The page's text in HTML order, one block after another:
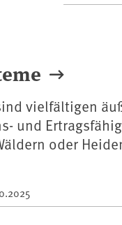
vielfältigen
und
oder